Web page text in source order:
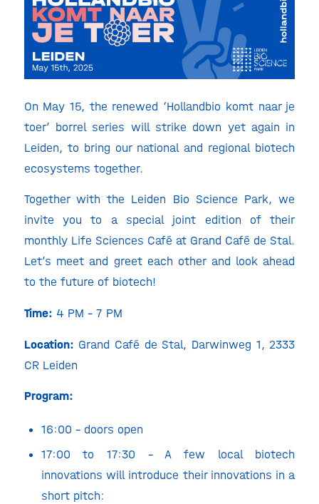
On May 15, the renewed ‘Hollandbio komt naar je
toer’ borrel series will strike down yet again in
Leiden, to bring our national and regional biotech
ecosystems together.
Together with the Leiden Bio Science Park, we
invite you to a special joint edition of their
monthly Life Sciences Café at Grand Café de Stal.
Let’s meet and greet each other and look ahead
to the future of biotech!
Time: 4 PM – 7 PM
Location: Grand Café de Stal, Darwinweg 1, 2333
CR Leiden
Program:
16:00 – doors open
17:00 to 17:30 – A few local biotech
innovations will introduce their innovations in a
short pitch: